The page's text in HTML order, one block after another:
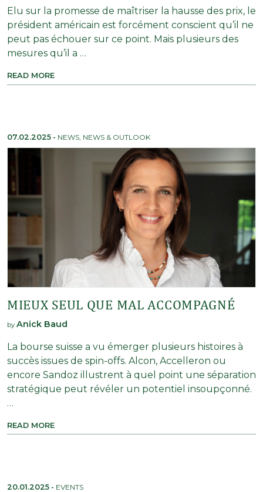
Elu sur la promesse de maîtriser la hausse des prix, le
président américain est forcément conscient qu’il ne
peut pas échouer sur ce point. Mais plusieurs des
mesures qu’il a …
READ MORE
07.02.2025 - NEWS, NEWS & OUTLOOK
MIEUX SEUL QUE MAL ACCOMPAGNÉ
by Anick Baud
La bourse suisse a vu émerger plusieurs histoires à
succès issues de spin-offs. Alcon, Accelleron ou
encore Sandoz illustrent à quel point une séparation
stratégique peut révéler un potentiel insoupçonné.
…
READ MORE
20.01.2025 - EVENTS